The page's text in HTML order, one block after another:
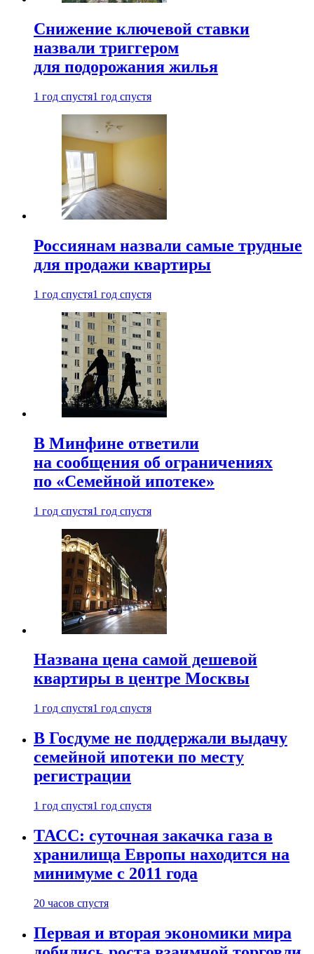
Снижение ключевой ставки
назвали триггером
для подорожания жилья
1 год спустя1 год спустя
Россиянам назвали самые трудные
для продажи квартиры
1 год спустя1 год спустя
В Минфине ответили
на сообщения об ограничениях
по «Семейной ипотеке»
1 год спустя1 год спустя
Названа цена самой дешевой
квартиры в центре Москвы
1 год спустя1 год спустя
В Госдуме не поддержали выдачу
семейной ипотеки по месту
регистрации
1 год спустя1 год спустя
ТАСС: суточная закачка газа в
хранилища Европы находится на
минимуме с 2011 года
20 часов спустя
Первая и вторая экономики мира